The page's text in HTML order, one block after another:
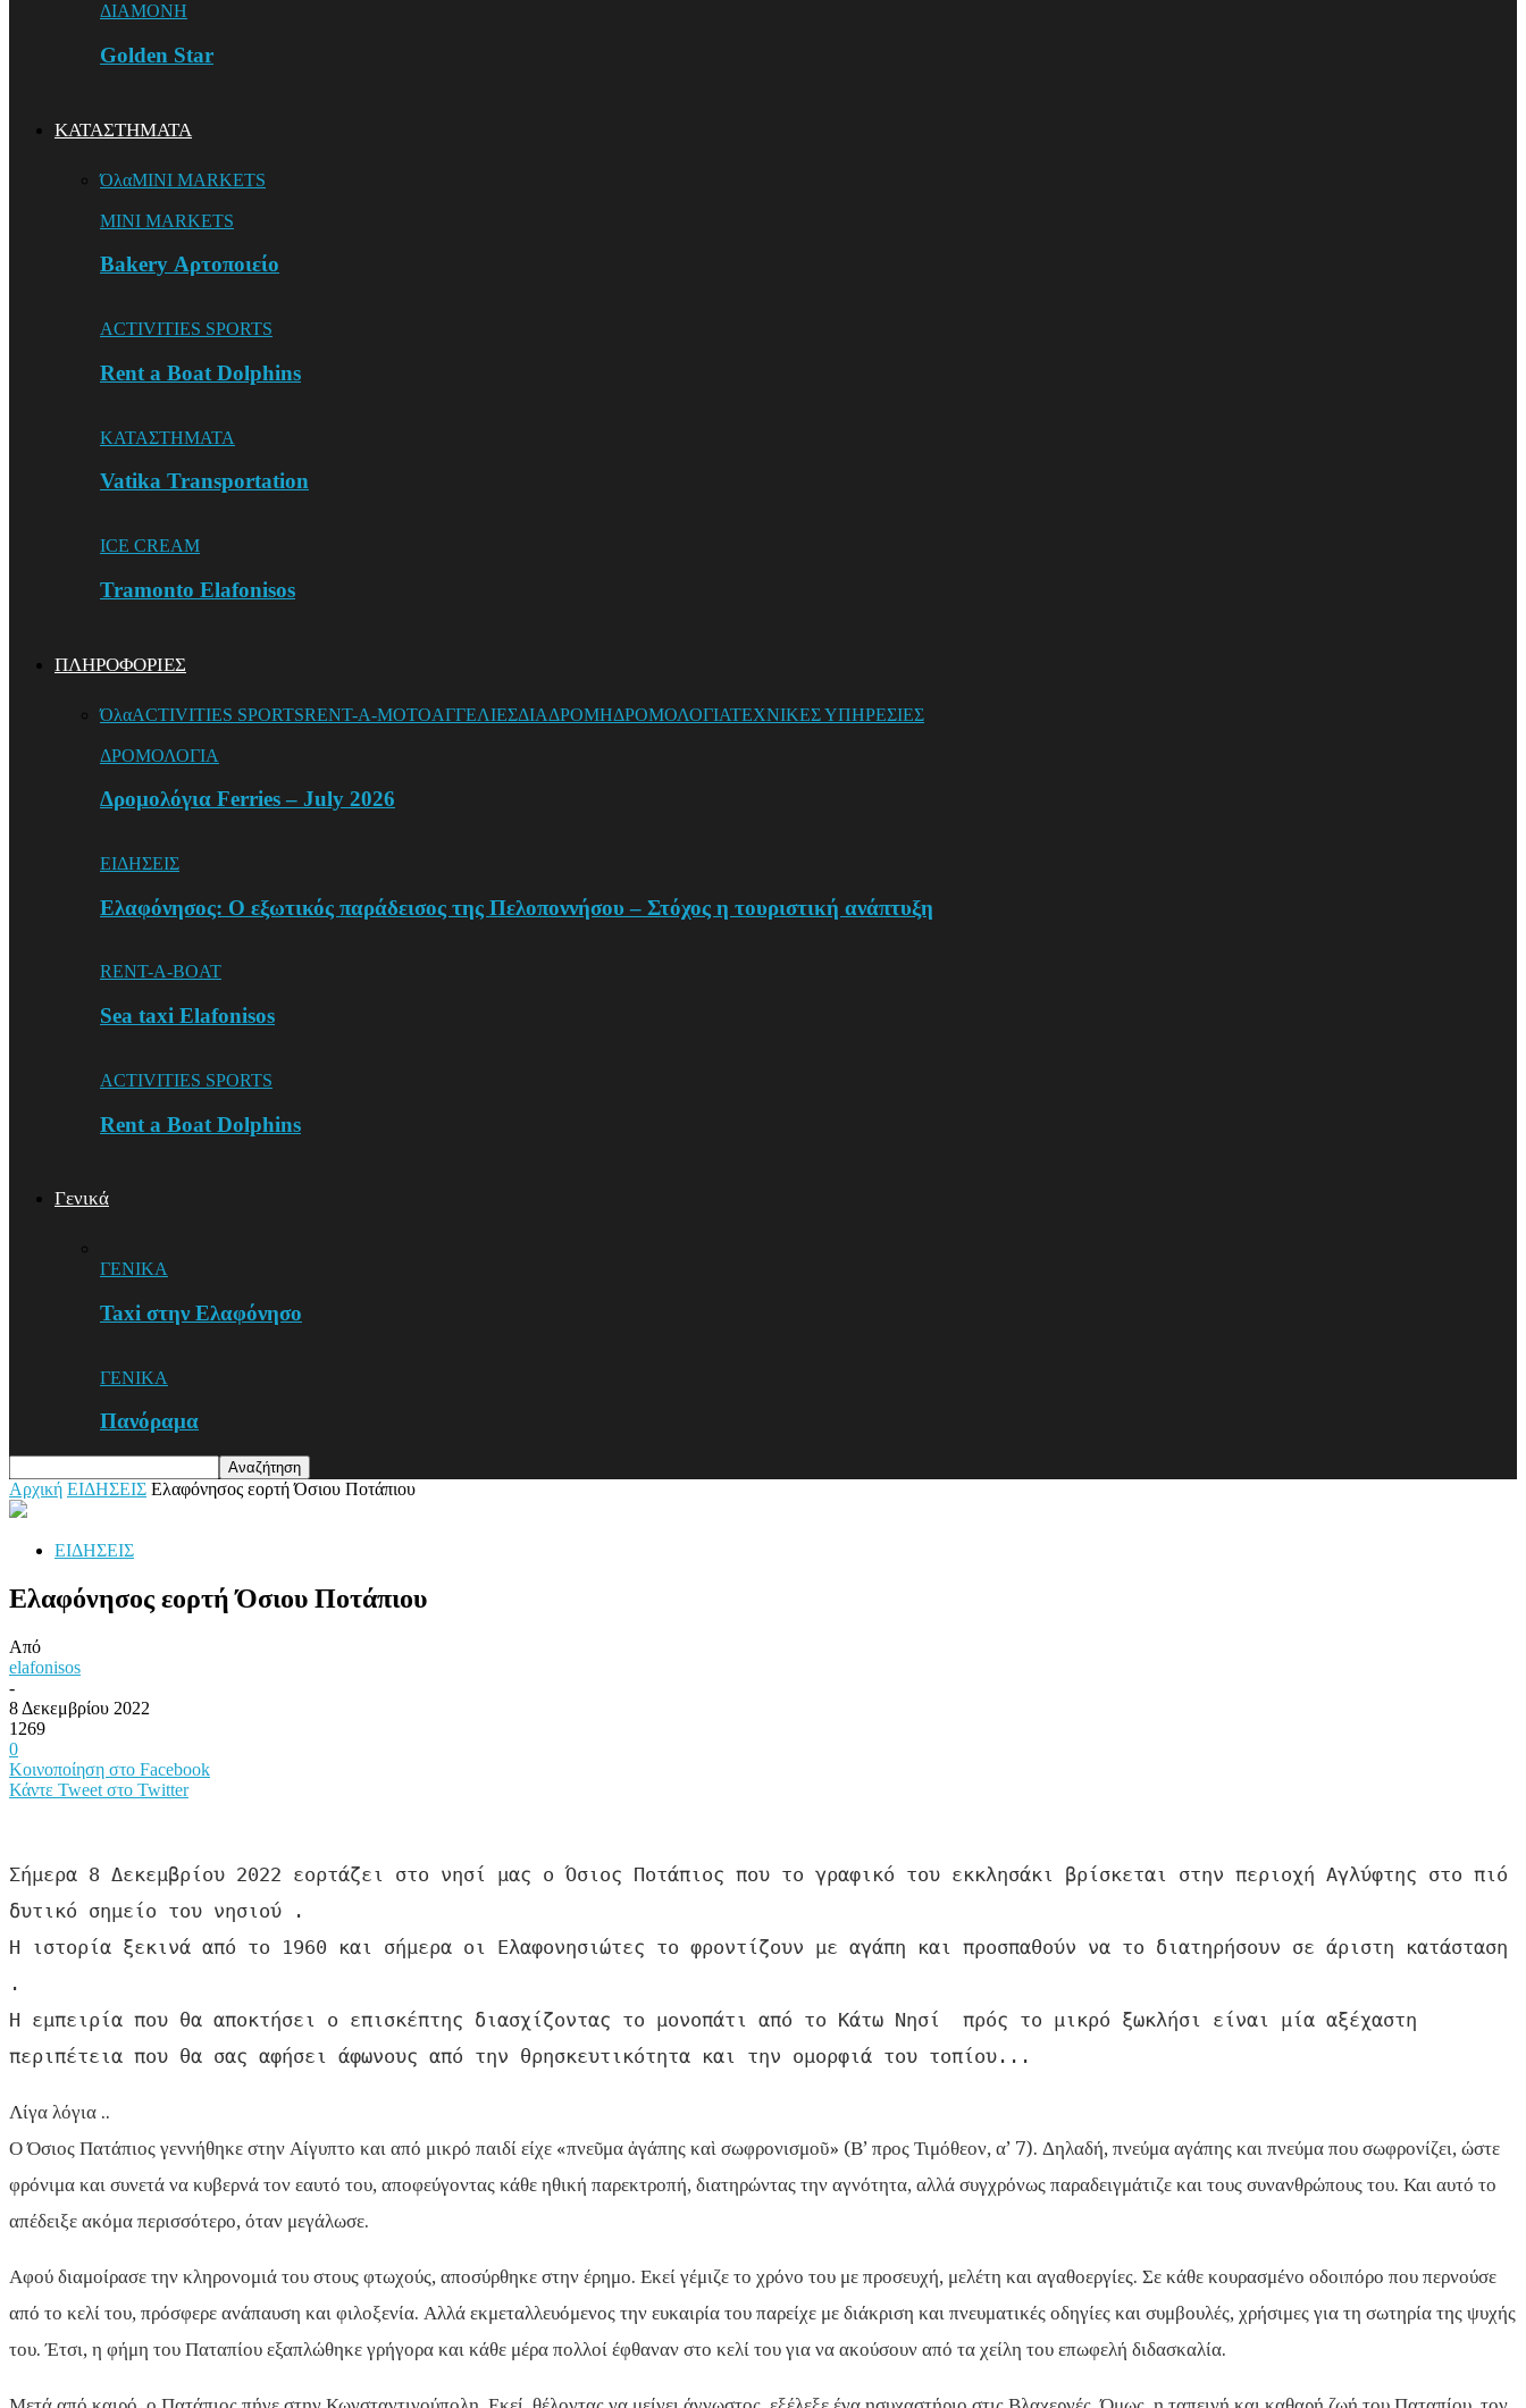
ΔΙΑΜΟΝΗ
Golden Star
ΚΑΤΑΣΤΗΜΑΤΑ
ΌλαMINI MARKETS
MINI MARKETS
Bakery Αρτοποιείο
ACTIVITIES SPORTS
Rent a Boat Dolphins
ΚΑΤΑΣΤΗΜΑΤΑ
Vatika Transportation
ICE CREAM
Tramonto Elafonisos
ΠΛΗΡΟΦΟΡΙΕΣ
ΌλαACTIVITIES SPORTSRENT-A-MOTOΑΓΓΕΛΙΕΣΔΙΑΔΡΟΜΗΔΡΟΜΟΛΟΓΙΑΤΕΧΝΙΚΕΣ ΥΠΗΡΕΣΙΕΣ
ΔΡΟΜΟΛΟΓΙΑ
Δρομολόγια Ferries – July 2026
ΕΙΔΗΣΕΙΣ
Ελαφόνησος: Ο εξωτικός παράδεισος της Πελοποννήσου – Στόχος η τουριστική ανάπτυξη
RENT-A-BOAT
Sea taxi Elafonisos
ACTIVITIES SPORTS
Rent a Boat Dolphins
Γενικά
ΓΕΝΙΚΑ
Taxi στην Ελαφόνησο
ΓΕΝΙΚΑ
Πανόραμα
Αρχική ΕΙΔΗΣΕΙΣ Ελαφόνησος εορτή Όσιου Ποτάπιου
ΕΙΔΗΣΕΙΣ
Ελαφόνησος εορτή Όσιου Ποτάπιου
Από
elafonisos
-
8 Δεκεμβρίου 2022
1269
0
Κοινοποίηση στο Facebook
Κάντε Tweet στο Twitter
Σήμερα 8 Δεκεμβρίου 2022 εορτάζει στο νησί μας ο Όσιος Ποτάπιος που το γραφικό του εκκλησάκι βρίσκεται στην περιοχή Αγλύφτης στο πιό
δυτικό σημείο του νησιού .
Η ιστορία ξεκινά από το 1960 και σήμερα οι Ελαφονησιώτες το φροντίζουν με αγάπη και προσπαθούν να το διατηρήσουν σε άριστη κατάσταση
.
Η εμπειρία που θα αποκτήσει ο επισκέπτης διασχίζοντας το μονοπάτι από το Κάτω Νησί  πρός το μικρό ξωκλήσι είναι μία αξέχαστη
περιπέτεια που θα σας αφήσει άφωνους από την θρησκευτικότητα και την ομορφιά του τοπίου...
Λίγα λόγια ..
Ο Όσιος Πατάπιος γεννήθηκε στην Αίγυπτο και από μικρό παιδί είχε «πνεῦμα ἀγάπης καὶ σωφρονισμοῦ» (Β’ προς Τιμόθεον, α’ 7). Δηλαδή, πνεύμα αγάπης και πνεύμα που σωφρονίζει, ώστε
φρόνιμα και συνετά να κυβερνά τον εαυτό του, αποφεύγοντας κάθε ηθική παρεκτροπή, διατηρώντας την αγνότητα, αλλά συγχρόνως παραδειγμάτιζε και τους συνανθρώπους του. Και αυτό το
απέδειξε ακόμα περισσότερο, όταν μεγάλωσε.
Αφού διαμοίρασε την κληρονομιά του στους φτωχούς, αποσύρθηκε στην έρημο. Εκεί γέμιζε το χρόνο του με προσευχή, μελέτη και αγαθοεργίες. Σε κάθε κουρασμένο οδοιπόρο που περνούσε
από το κελί του, πρόσφερε ανάπαυση και φιλοξενία. Αλλά εκμεταλλευόμενος την ευκαιρία του παρείχε με διάκριση και πνευματικές οδηγίες και συμβουλές, χρήσιμες για τη σωτηρία της ψυχής
του. Έτσι, η φήμη του Παταπίου εξαπλώθηκε γρήγορα και κάθε μέρα πολλοί έφθαναν στο κελί του για να ακούσουν από τα χείλη του επωφελή διδασκαλία.